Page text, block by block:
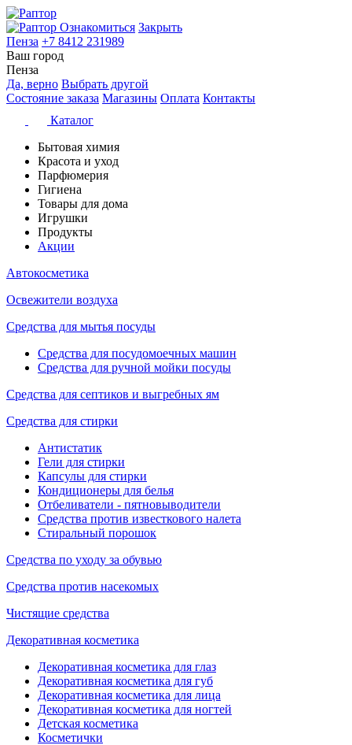
Ознакомиться Закрыть
Пенза +7 8412 231989
Ваш город
Пенза
Да, верно Выбрать другой
Состояние заказа Магазины Оплата Контакты
Каталог
Бытовая химия
Красота и уход
Парфюмерия
Гигиена
Товары для дома
Игрушки
Продукты
Акции
Автокосметика
Освежители воздуха
Средства для мытья посуды
Средства для посудомоечных машин
Средства для ручной мойки посуды
Средства для септиков и выгребных ям
Средства для стирки
Антистатик
Гели для стирки
Капсулы для стирки
Кондиционеры для белья
Отбеливатели - пятновыводители
Средства против известкового налета
Стиральный порошок
Средства по уходу за обувью
Средства против насекомых
Чистящие средства
Декоративная косметика
Декоративная косметика для глаз
Декоративная косметика для губ
Декоративная косметика для лица
Декоративная косметика для ногтей
Детская косметика
Косметички